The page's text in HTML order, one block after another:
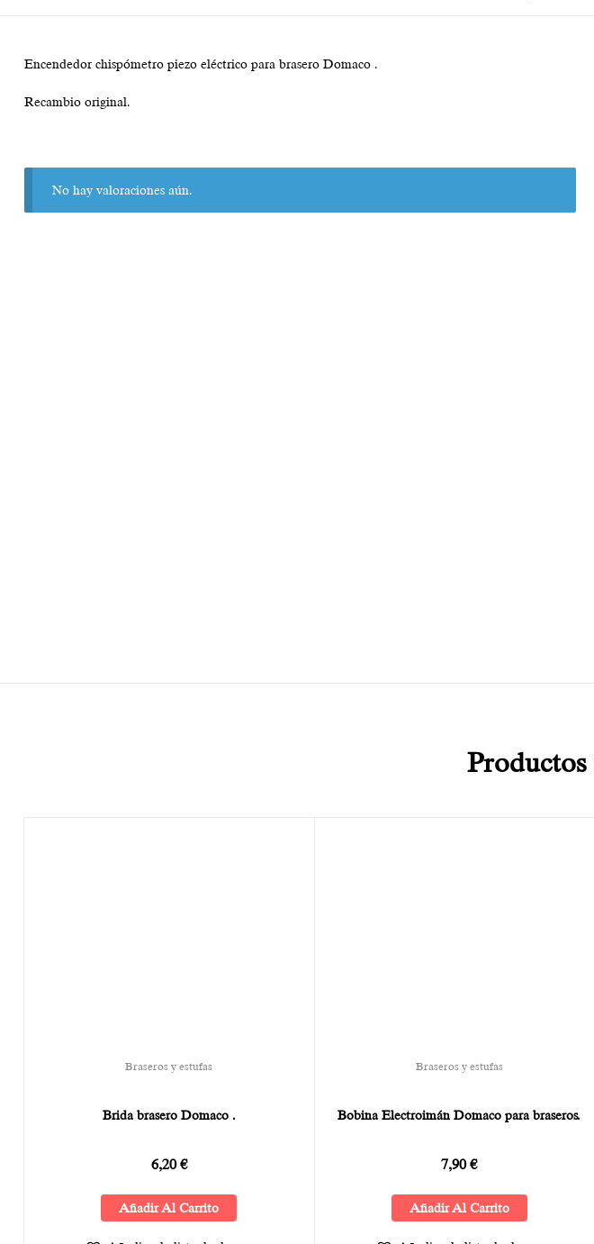
Encendedor chispómetro piezo eléctrico para brasero Domaco .
Recambio original.
No hay valoraciones aún.
Braseros y estufas
Brida brasero Domaco .
6,20€
Añadir Al Carrito
Braseros y estufas
Bobina Electroimán Domaco para braseros.
7,90€
Añadir Al Carrito